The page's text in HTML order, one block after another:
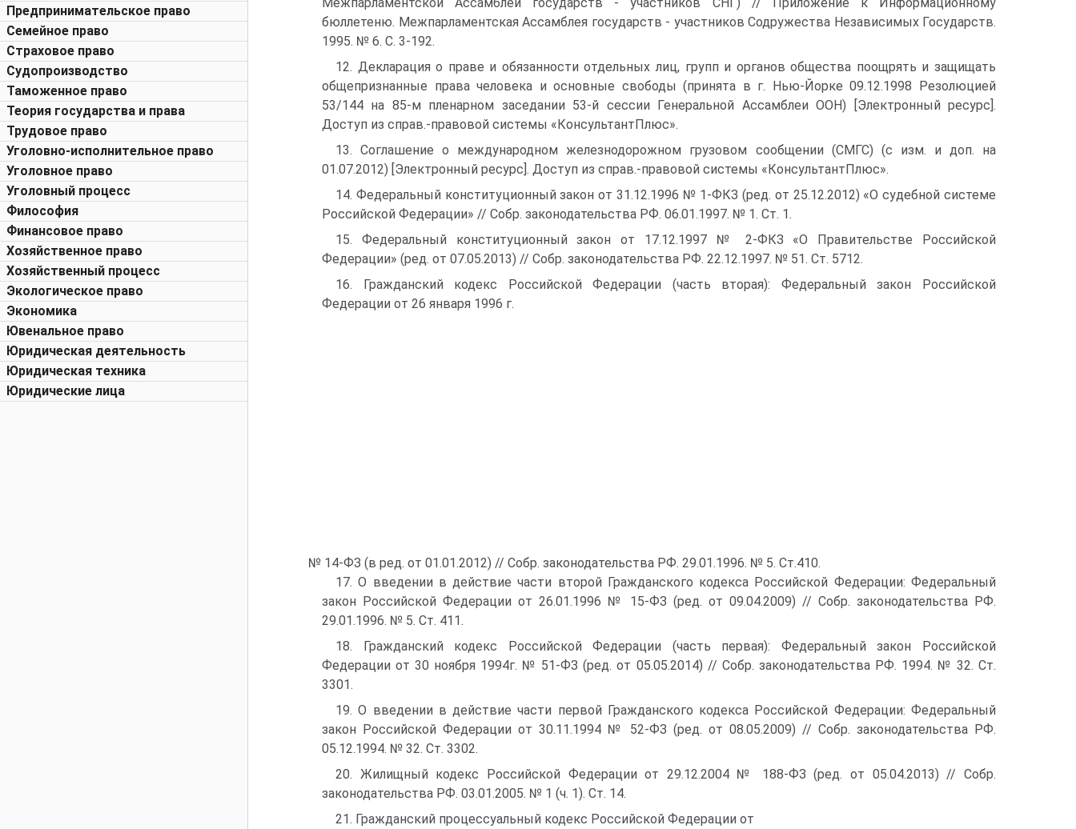
Предпринимательское право
Семейное право
Страховое право
Судопроизводство
Таможенное право
Теория государства и права
Трудовое право
Уголовно-исполнительное право
Уголовное право
Уголовный процесс
Философия
Финансовое право
Хозяйственное право
Хозяйственный процесс
Экологическое право
Экономика
Ювенальное право
Юридическая деятельность
Юридическая техника
Юридические лица
бюллетеню. Межпарламентская Ассамблея государств - участников Содружества Независимых Государств.
1995. № 6. С. 3-192.
12. Декларация о праве и обязанности отдельных лиц, групп и органов общества поощрять и защищать
общепризнанные права человека и основные свободы (принята в г. Нью-Йорке 09.12.1998 Резолюцией
53/144 на 85-м пленарном заседании 53-й сессии Генеральной Ассамблеи ООН) [Электронный ресурс].
Доступ из справ.-правовой системы «КонсультантПлюс».
13. Соглашение о международном железнодорожном грузовом сообщении (СМГС) (с изм. и доп. на
01.07.2012) [Электронный ресурс]. Доступ из справ.-правовой системы «КонсультантПлюс».
14. Федеральный конституционный закон от 31.12.1996 № 1-ФКЗ (ред. от 25.12.2012) «О судебной системе
Российской Федерации» // Собр. законодательства РФ. 06.01.1997. № 1. Ст. 1.
15. Федеральный конституционный закон от 17.12.1997 № 2-ФКЗ «О Правительстве Российской
Федерации» (ред. от 07.05.2013) // Собр. законодательства РФ. 22.12.1997. № 51. Ст. 5712.
16. Гражданский кодекс Российской Федерации (часть вторая): Федеральный закон Российской
Федерации от 26 января 1996 г.
№ 14-ФЗ (в ред. от 01.01.2012) // Собр. законодательства РФ. 29.01.1996. № 5. Ст.410.
17. О введении в действие части второй Гражданского кодекса Российской Федерации: Федеральный
закон Российской Федерации от 26.01.1996 № 15-ФЗ (ред. от 09.04.2009) // Собр. законодательства РФ.
29.01.1996. № 5. Ст. 411.
18. Гражданский кодекс Российской Федерации (часть первая): Федеральный закон Российской
Федерации от 30 ноября 1994г. № 51-ФЗ (ред. от 05.05.2014) // Собр. законодательства РФ. 1994. № 32. Ст.
3301.
19. О введении в действие части первой Гражданского кодекса Российской Федерации: Федеральный
закон Российской Федерации от 30.11.1994 № 52-ФЗ (ред. от 08.05.2009) // Собр. законодательства РФ.
05.12.1994. № 32. Ст. 3302.
20. Жилищный кодекс Российской Федерации от 29.12.2004 № 188-ФЗ (ред. от 05.04.2013) // Собр.
законодательства РФ. 03.01.2005. № 1 (ч. 1). Ст. 14.
21. Гражданский процессуальный кодекс Российской Федерации от